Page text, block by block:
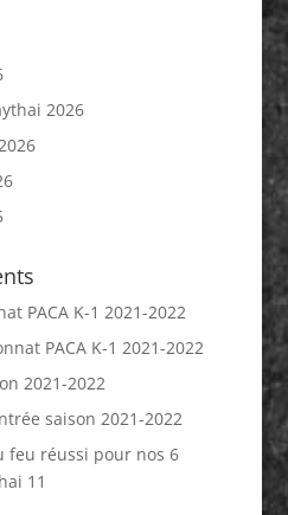
2026
PACA K-1 2021-2022
PACA K-1 2021-2022
2021-2022
saison 2021-2022
feu réussi pour nos 6
11